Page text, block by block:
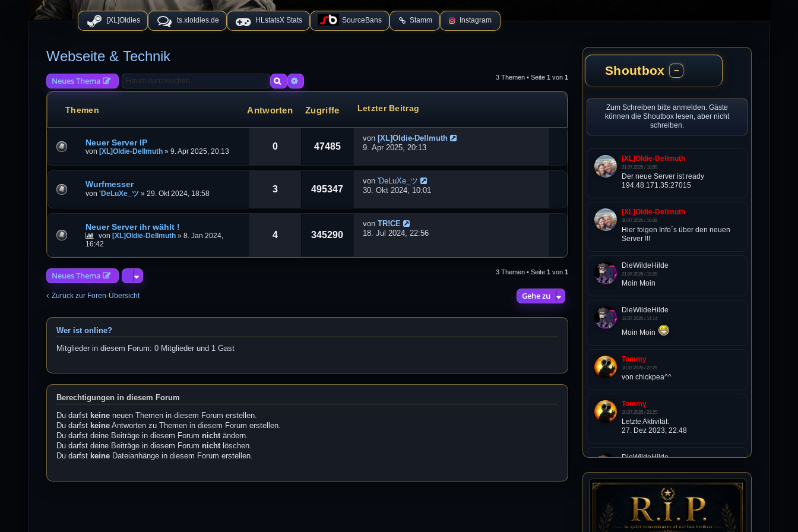
[XL]Oldies ts.xloldies.de HLstatsX Stats SourceBans Stamm Instagram
Webseite & Technik
Neues Thema SucheErweiterte Suche 3 Themen • Seite 1 von 1
Themen Antworten Zugriffe Letzter Beitrag
Neuer Server IP
von[XL]Oldie-Dellmuth »9. Apr 2025, 20:13 0 47485
von [XL]Oldie-Dellmuth
9. Apr 2025, 20:13
Wurfmesser
von'DeLuXe_ツ »29. Okt 2024, 18:58 3 495347
von 'DeLuXe_ツ
30. Okt 2024, 10:01
Neuer Server ihr wählt !
von[XL]Oldie-Dellmuth »8. Jan 2024,
16:42
4 345290
von TR!CE
18. Jul 2024, 22:56
Neues Thema 3 Themen • Seite 1 von 1
Zurück zur Foren-Übersicht Gehe zu
Wer ist online?
Mitglieder in diesem Forum: 0 Mitglieder und 1 Gast
Berechtigungen in diesem Forum
Du darfst keine neuen Themen in diesem Forum erstellen.
Du darfst keine Antworten zu Themen in diesem Forum erstellen.
Du darfst deine Beiträge in diesem Forum nichtändern.
Du darfst deine Beiträge in diesem Forum nichtlöschen.
Du darfst keine Dateianhänge in diesem Forum erstellen.
Shoutbox −
Zum Schreiben bitte anmelden. Gäste
können die Shoutbox lesen, aber nicht
schreiben.
[XL]Oldie-Dellmuth
31.07.2026 / 18:59
Der neue Server ist ready
194.48.171.35:27015
[XL]Oldie-Dellmuth
30.07.2026 / 16:08
Hier folgen Info´s über den neuen
Server !!!
DieWildeHilde
21.07.2026 / 10:28
Moin Moin
DieWildeHilde
12.07.2026 / 14:14
Moin Moin
Tommy
10.07.2026 / 22:25
von chickpea^^
Tommy
10.07.2026 / 22:25
Letzte Aktivität:
27. Dez 2023, 22:48
DieWildeHilde
Happy Birthday Chickpea
DieWildeHilde
10.07.2026 / 10:08
Hallo meine Lieben!